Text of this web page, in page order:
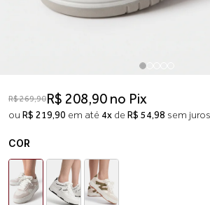
R$ 269,90R$ 208,90 no Pix
ou R$ 219,90 em até 4x de R$ 54,98 sem juros
COR